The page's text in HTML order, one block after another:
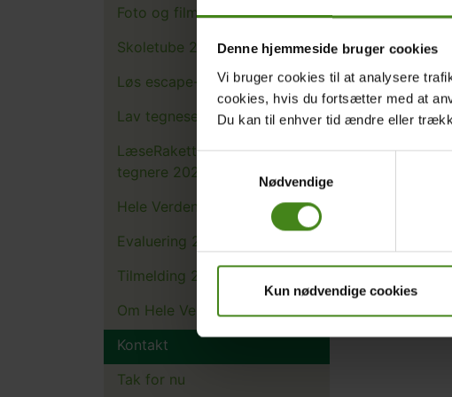
Denne hjemmeside bruger cookies
Vi bruger cookies til at analysere
cookies, hvis du fortsætter med at
Du kan til enhver tid ændre eller
Nødvendige
Kun nødvendige cookies
Line Gørup
Hele Verden i
T: +45 30
E:
Foto og film til fri brug 2025
Skoletube 2025
Løs escape-rooms
Lav tegneserier om Guatemala
LæseRakettens forfattere og
tegnere 2025
Hele Verden i Skole 2025
Evaluering 2025
Tilmelding 2025
Om Hele Verden i Skole
Kontakt
Tak for nu